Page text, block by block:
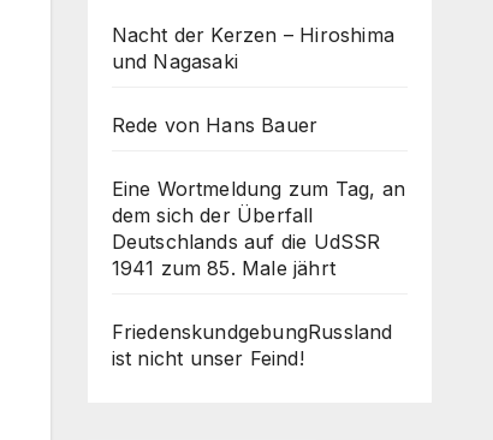
Nacht der Kerzen – Hiroshima
und Nagasaki
Rede von Hans Bauer
Eine Wortmeldung zum Tag, an
dem sich der Überfall
Deutschlands auf die UdSSR
1941 zum 85. Male jährt
FriedenskundgebungRussland
ist nicht unser Feind!